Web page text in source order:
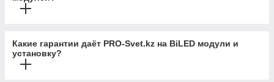
Какие гарантии даёт PRO-Svet.kz на BiLED модули и
установку?